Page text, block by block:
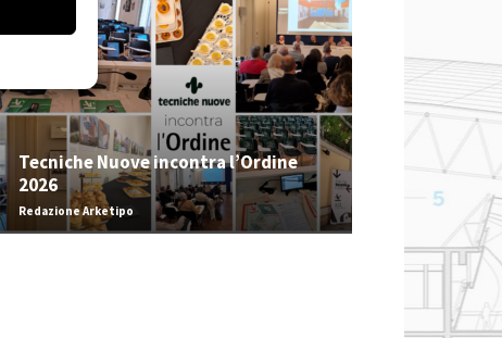
Tecniche Nuove incontra l’Ordine
2026
Redazione Arketipo